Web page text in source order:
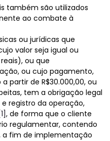
também são utilizados
ao combate à
ou jurídicas que
valor seja igual ou
ou que
ou cujo pagamento,
partir de R$30.000,00, ou
tem a obrigação legal
registro da operação,
[1], de forma que o cliente
regulamentar, contendo
a fim de implementação